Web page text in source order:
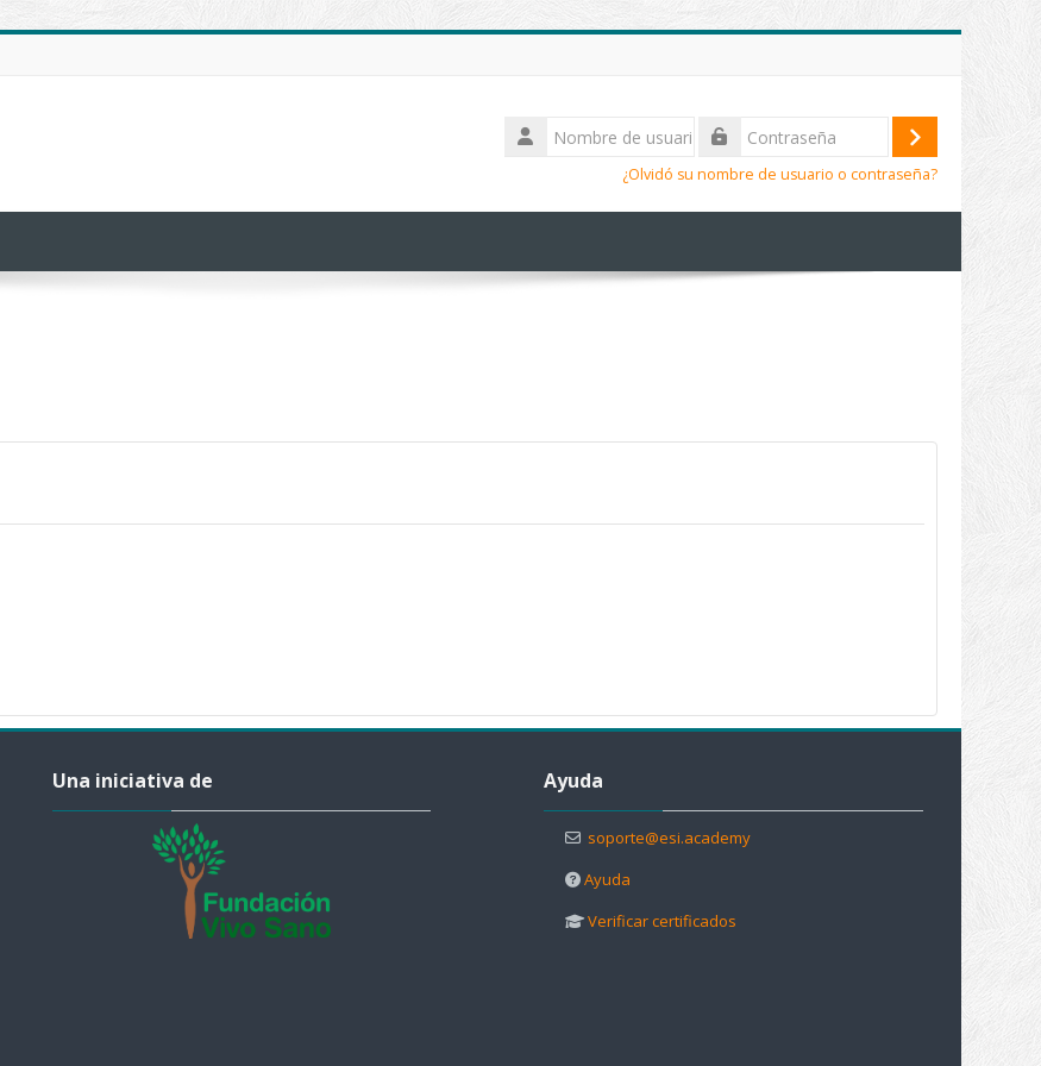
Nombre
de
Acceder
¿Olvidó su nombre de usuario o contraseña?
Una iniciativa de Ayuda
soporte@esi.academy
Ayuda
Verificar certificados